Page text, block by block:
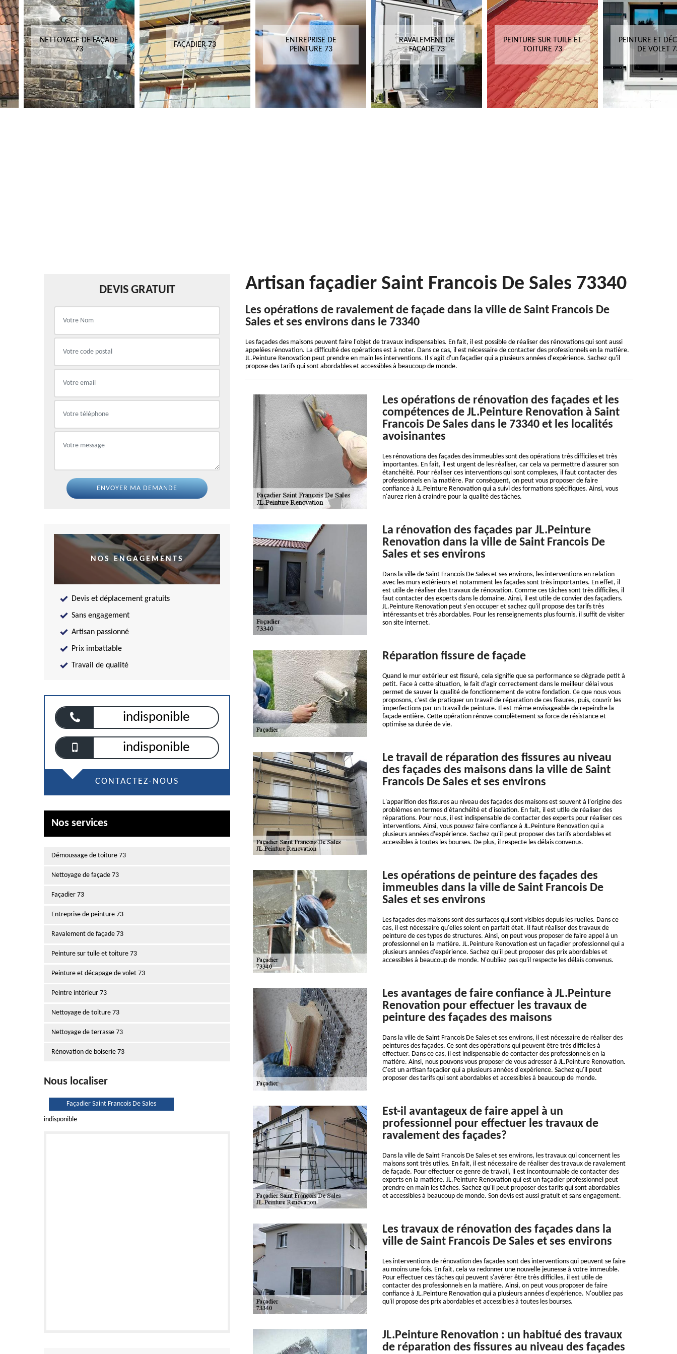
NETTOYAGE DE FAÇADE
73
FAÇADIER 73
ENTREPRISE DE
PEINTURE 73
RAVALEMENT DE
FAÇADE 73
PEINTURE SUR TUILE ET
TOITURE 73
PEINTURE ET
DE VOLET
DEVIS GRATUIT
NOS ENGAGEMENTS
Devis et déplacement gratuits
Sans engagement
Artisan passionné
Prix imbattable
Travail de qualité
indisponible
indisponible
CONTACTEZ-NOUS
Nos services
Démoussage de toiture 73
Nettoyage de façade 73
Façadier 73
Entreprise de peinture 73
Ravalement de façade 73
Peinture sur tuile et toiture 73
Peinture et décapage de volet 73
Peintre intérieur 73
Nettoyage de toiture 73
Nettoyage de terrasse 73
Rénovation de boiserie 73
Nous localiser
Façadier Saint Francois De Sales
indisponible
Artisan façadier Saint Francois De Sales 73340
Les opérations de ravalement de façade dans la ville de Saint Francois De
Sales et ses environs dans le 73340
Les façades des maisons peuvent faire l'objet de travaux indispensables. En fait, il est possible de réaliser des rénovations qui sont aussi
appelées rénovation. La difficulté des opérations est à noter. Dans ce cas, il est nécessaire de contacter des professionnels en la matière.
JL.Peinture Renovation peut prendre en main les interventions. Il s'agit d'un façadier qui a plusieurs années d'expérience. Sachez qu'il
propose des tarifs qui sont abordables et accessibles à beaucoup de monde.
Les opérations de rénovation des façades et les
compétences de JL.Peinture Renovation à Saint
Francois De Sales dans le 73340 et les localités
avoisinantes
Les rénovations des façades des immeubles sont des opérations très difficiles et très
importantes. En fait, il est urgent de les réaliser, car cela va permettre d'assurer son
étanchéité. Pour réaliser ces interventions qui sont complexes, il faut contacter des
professionnels en la matière. Par conséquent, on peut vous proposer de faire
confiance à JL.Peinture Renovation qui a suivi des formations spécifiques. Ainsi, vous
n'aurez rien à craindre pour la qualité des tâches.
La rénovation des façades par JL.Peinture
Renovation dans la ville de Saint Francois De
Sales et ses environs
Dans la ville de Saint Francois De Sales et ses environs, les interventions en relation
avec les murs extérieurs et notamment les façades sont très importantes. En effet, il
est utile de réaliser des travaux de rénovation. Comme ces tâches sont très difficiles, il
faut contacter des experts dans le domaine. Ainsi, il est utile de convier des façadiers.
JL.Peinture Renovation peut s'en occuper et sachez qu'il propose des tarifs très
intéressants et très abordables. Pour les renseignements plus fournis, il suffit de visiter
son site internet.
Réparation fissure de façade
Quand le mur extérieur est fissuré, cela signifie que sa performance se dégrade petit à
petit. Face à cette situation, le fait d’agir correctement dans le meilleur délai vous
permet de sauver la qualité de fonctionnement de votre fondation. Ce que nous vous
proposons, c’est de pratiquer un travail de réparation de ces fissures, puis, couvrir les
imperfections par un travail de peinture. Il est même envisageable de repeindre la
façade entière. Cette opération rénove complètement sa force de résistance et
optimise sa durée de vie.
Le travail de réparation des fissures au niveau
des façades des maisons dans la ville de Saint
Francois De Sales et ses environs
L'apparition des fissures au niveau des façades des maisons est souvent à l'origine des
problèmes en termes d'étanchéité et d'isolation. En fait, il est utile de réaliser des
réparations. Pour nous, il est indispensable de contacter des experts pour réaliser ces
interventions. Ainsi, vous pouvez faire confiance à JL.Peinture Renovation qui a
plusieurs années d'expérience. Sachez qu'il peut proposer des tarifs abordables et
accessibles à toutes les bourses. De plus, il respecte les délais convenus.
Les opérations de peinture des façades des
immeubles dans la ville de Saint Francois De
Sales et ses environs
Les façades des maisons sont des surfaces qui sont visibles depuis les ruelles. Dans ce
cas, il est nécessaire qu'elles soient en parfait état. Il faut réaliser des travaux de
peinture de ces types de structures. Ainsi, on peut vous proposer de faire appel à un
professionnel en la matière. JL.Peinture Renovation est un façadier professionnel qui a
plusieurs années d'expérience. Sachez qu'il peut proposer des prix abordables et
accessibles à beaucoup de monde. N'oubliez pas qu'il respecte les délais convenus.
Les avantages de faire confiance à JL.Peinture
Renovation pour effectuer les travaux de
peinture des façades des maisons
Dans la ville de Saint Francois De Sales et ses environs, il est nécessaire de réaliser des
peintures des façades. Ce sont des opérations qui peuvent être très difficiles à
effectuer. Dans ce cas, il est indispensable de contacter des professionnels en la
matière. Ainsi, nous pouvons vous proposer de vous adresser à JL.Peinture Renovation.
C'est un artisan façadier qui a plusieurs années d'expérience. Sachez qu'il peut
proposer des tarifs qui sont abordables et accessibles à beaucoup de monde.
Est-il avantageux de faire appel à un
professionnel pour effectuer les travaux de
ravalement des façades?
Dans la ville de Saint Francois De Sales et ses environs, les travaux qui concernent les
maisons sont très utiles. En fait, il est nécessaire de réaliser des travaux de ravalement
de façade. Pour effectuer ce genre de travail, il est incontournable de contacter des
experts en la matière. JL.Peinture Renovation qui est un façadier professionnel peut
prendre en main les tâches. Sachez qu'il peut proposer des tarifs qui sont abordables
et accessibles à beaucoup de monde. Son devis est aussi gratuit et sans engagement.
Les travaux de rénovation des façades dans la
ville de Saint Francois De Sales et ses environs
Les interventions de rénovation des façades sont des interventions qui peuvent se faire
au moins une fois. En fait, cela va redonner une nouvelle jeunesse à votre immeuble.
Pour effectuer ces tâches qui peuvent s'avérer être très difficiles, il est utile de
contacter des professionnels en la matière. Ainsi, on peut vous proposer de faire
confiance à JL.Peinture Renovation qui a plusieurs années d'expérience. N'oubliez pas
qu'il propose des prix abordables et accessibles à toutes les bourses.
JL.Peinture Renovation : un habitué des travaux
de réparation des fissures au niveau des façades